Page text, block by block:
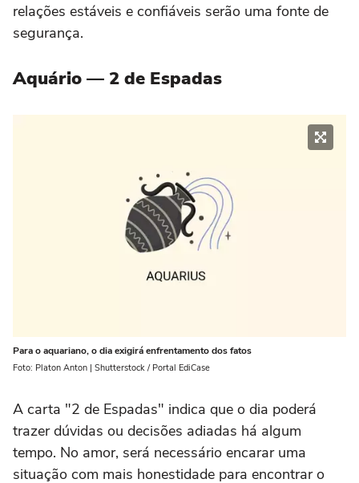
relações estáveis e confiáveis serão uma fonte de
segurança.
Aquário — 2 de Espadas
Para o aquariano, o dia exigirá enfrentamento dos fatos
Foto: Platon Anton | Shutterstock / Portal EdiCase
A carta "2 de Espadas" indica que o dia poderá
trazer dúvidas ou decisões adiadas há algum
tempo. No amor, será necessário encarar uma
situação com mais honestidade para encontrar o